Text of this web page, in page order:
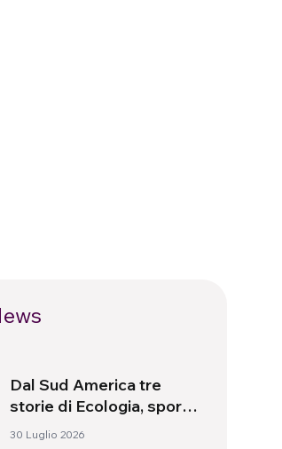
Dal Sud America tre
storie di Ecologia, sport
e salute
30 Luglio 2026